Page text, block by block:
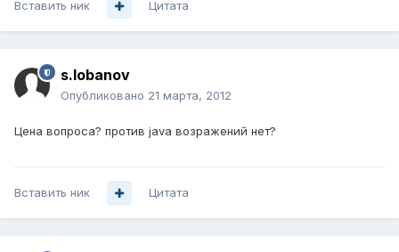
Вставить ник Цитата
s.lobanov
Опубликовано 21 марта, 2012
Цена вопроса? против java возражений нет?
Вставить ник Цитата